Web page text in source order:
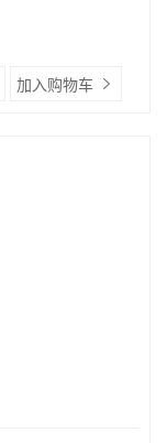
加入购物车